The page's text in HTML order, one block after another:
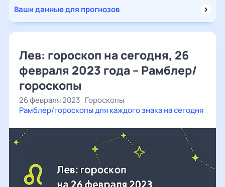
Ваши данные для прогнозов
Лев: гороскоп на сегодня, 26
февраля 2023 года – Рамблер/
гороскопы
26 февраля 2023 Гороскопы
Рамблер/гороскопы для каждого знака на сегодня